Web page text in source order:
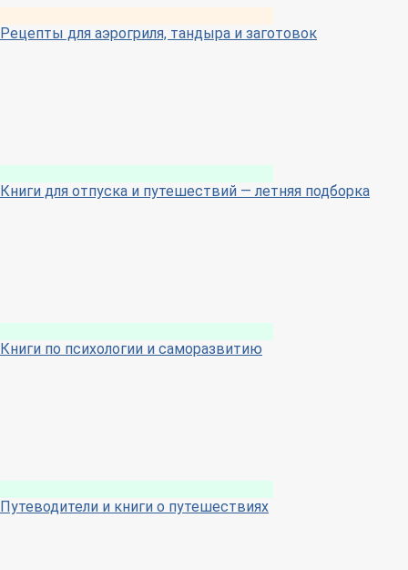
Рецепты для аэрогриля, тандыра и заготовок
Книги для отпуска и путешествий — летняя подборка
Книги по психологии и саморазвитию
Путеводители и книги о путешествиях